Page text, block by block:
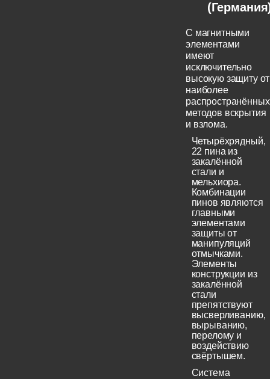
C магнитными
элементами
имеют
исключительно
высокую защиту от
наиболее
распространённых
методов вскрытия
и взлома.
Четырёхрядный,
22 пина из
закалённой
стали и
мельхиора.
Комбинации
пинов являются
главными
элементами
защиты от
манипуляций
отмычками.
Элементы
конструкции из
закалённой
стали
препятствуют
высверливанию,
вырыванию,
перелому и
воздействию
свёртышем.
Система